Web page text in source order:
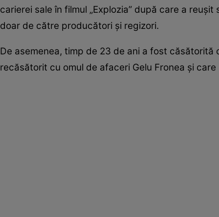
carierei sale în filmul „Explozia” după care a
doar de către producători și regizori.
De asemenea, timp de 23 de ani a fost
recăsătorit cu omul de afaceri Gelu Fronea și